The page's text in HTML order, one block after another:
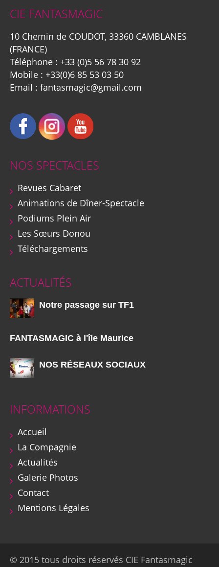
CIE FANTASMAGIC
10 Chemin de COUDOT, 33360 CAMBLANES
(FRANCE)
Téléphone : +33 (0)5 56 78 30 92
Mobile : +33(0)6 85 53 03 50
Email : fantasmagic@gmail.com
NOS SPECTACLES
Revues Cabaret
Animations de Dîner-Spectacle
Podiums Plein Air
Les Sœurs Donou
Téléchargements
ACTUALITÉS
Notre passage sur TF1
FANTASMAGIC à l'île Maurice
NOS RÉSEAUX SOCIAUX
INFORMATIONS
Accueil
La Compagnie
Actualités
Galerie Photos
Contact
Mentions Légales
© 2015 tous droits réservés CIE Fantasmagic